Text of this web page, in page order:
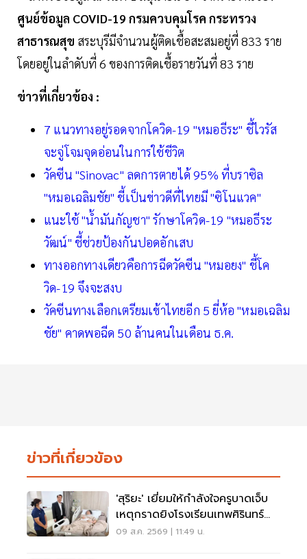
ศูนย์ข้อมูล COVID-19 กรมควบคุมโรค กระทรวง
สาธารณสุข สระบุรีมีจำนวนผู้ติดเชื้อสะสมอยู่ที่ 833 ราย
โดยอยู่ในลำดับที่ 6 ของการติดเชื้อรายวันที่ 83 ราย
ข่าวที่เกี่ยวข้อง :
7 แนวทางอยู่รอดจากโควิด-19 "หมอธีระ" ชี้ไวรัส
จะจู่โจมจุดอ่อนในการใช้ชีวิต
วัคซีน "Sinovac" ลดการตายได้ 95% ที่บราซิล
"หมอเฉลิมชัย" ชี้เป็นข่าวดีที่ไทยมี "ซิโนแวค"
แนะใช้ "น้ำมันกัญชา" รักษาโควิด-19 "หมอธีระ
วัฒน์" ชี้ช่วยป้องกันปอดอักเสบ
ทางออกทางเดียวคือการฉีดวัคซีน "หมอยง" ชี้โค
วิด-19 จึงจะสงบ
วัคซีนทางเลือกเตรียมเข้าไทยอีก 5 ยี่ห้อ "หมอเฉลิม
ชัย" คาดพอฉีด 50 ล้านคนในเดือน ธ.ค.
ข่าวที่เกี่ยวข้อง
'สุริยะ' เยี่ยมให้กำลังใจครูบาดเจ็บ
เหตุกราดยิงโรงเรียนเทพศิรินทร์
นนทบุรี
09 ส.ค. 2569 | 11:49 น.